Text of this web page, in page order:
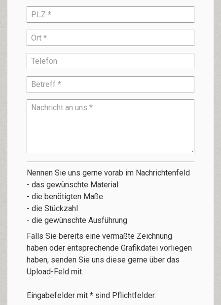
Nennen Sie uns gerne vorab im Nachrichtenfeld
- das gewünschte Material
- die benötigten Maße
- die Stückzahl
- die gewünschte Ausführung
Falls Sie bereits eine vermaßte Zeichnung
haben oder entsprechende Grafikdatei vorliegen
haben, senden Sie uns diese gerne über das
Upload-Feld mit.
Eingabefelder mit * sind Pflichtfelder.